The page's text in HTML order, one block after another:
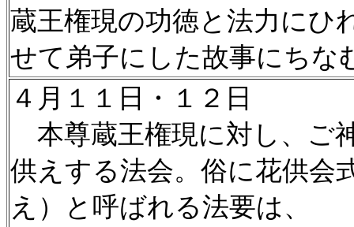
蔵王権現の功徳と法力にひ
せて弟子にした故事にちな
４月１１日・１２日
本尊蔵王権現に対し、ご
供えする法会。俗に花供会
え）と呼ばれる法要は、